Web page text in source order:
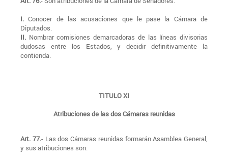
I. Conocer de las acusaciones que le pase la Cámara de
Diputados.
II. Nombrar comisiones demarcadoras de las líneas divisorias
dudosas entre los Estados, y decidir definitivamente la
contienda.
TITULO XI
Atribuciones de las dos Cámaras reunidas
Art. 77.- Las dos Cámaras reunidas formarán Asamblea General,
y sus atribuciones son: